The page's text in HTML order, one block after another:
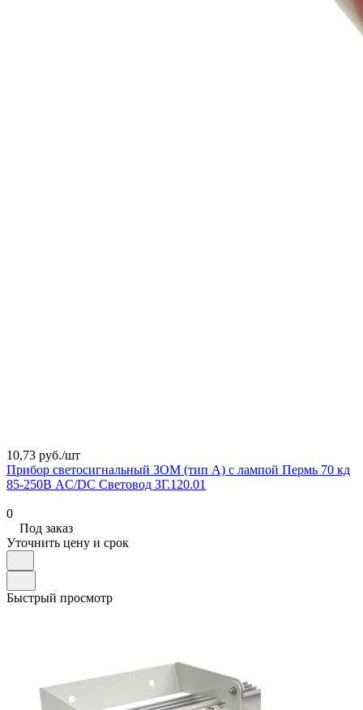
10,73 руб./шт
Прибор светосигнальный ЗОМ (тип А) с лампой Пермь 70 кд
85-250В AC/DC Световод ЗГ.120.01
0
Под заказ
Уточнить цену и срок
Быстрый просмотр